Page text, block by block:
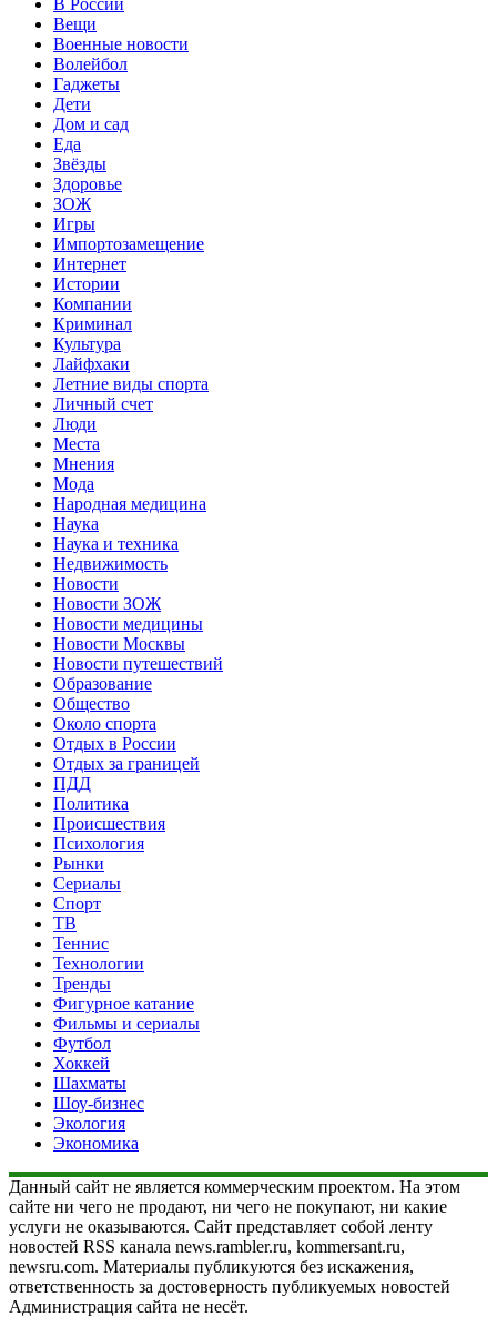
Вещи
Военные новости
Волейбол
Гаджеты
Дети
Дом и сад
Еда
Звёзды
Здоровье
ЗОЖ
Игры
Импортозамещение
Интернет
Истории
Компании
Криминал
Культура
Лайфхаки
Летние виды спорта
Личный счет
Люди
Места
Мнения
Мода
Народная медицина
Наука
Наука и техника
Недвижимость
Новости
Новости ЗОЖ
Новости медицины
Новости Москвы
Новости путешествий
Образование
Общество
Около спорта
Отдых в России
Отдых за границей
ПДД
Политика
Происшествия
Психология
Рынки
Сериалы
Спорт
ТВ
Теннис
Технологии
Тренды
Фигурное катание
Фильмы и сериалы
Футбол
Хоккей
Шахматы
Шоу-бизнес
Экология
Экономика
Данный сайт не является коммерческим проектом. На этом
сайте ни чего не продают, ни чего не покупают, ни какие
услуги не оказываются. Сайт представляет собой ленту
новостей RSS канала news.rambler.ru, kommersant.ru,
newsru.com. Материалы публикуются без искажения,
ответственность за достоверность публикуемых новостей
Администрация сайта не несёт.